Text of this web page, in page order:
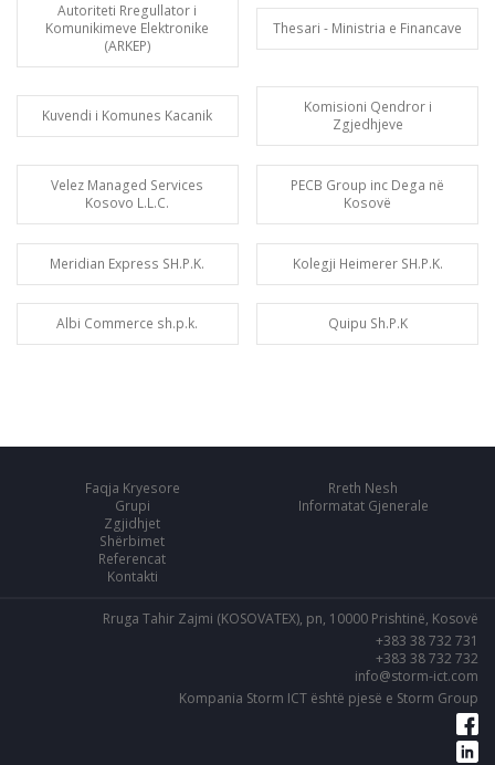
Autoriteti Rregullator i
Komunikimeve Elektronike
(ARKEP)
Thesari - Ministria e Financave
Kuvendi i Komunes Kacanik
Komisioni Qendror i
Zgjedhjeve
Velez Managed Services
Kosovo L.L.C.
PECB Group inc Dega në
Kosovë
Meridian Express SH.P.K. Kolegji Heimerer SH.P.K.
Albi Commerce sh.p.k. Quipu Sh.P.K
Faqja Kryesore
Grupi
Zgjidhjet
Shërbimet
Referencat
Kontakti
Rreth Nesh
Informatat Gjenerale
Rruga Tahir Zajmi (KOSOVATEX), pn, 10000 Prishtinë, Kosovë
+383 38 732 731
+383 38 732 732
info@storm-ict.com
Kompania Storm ICT është pjesë e Storm Group